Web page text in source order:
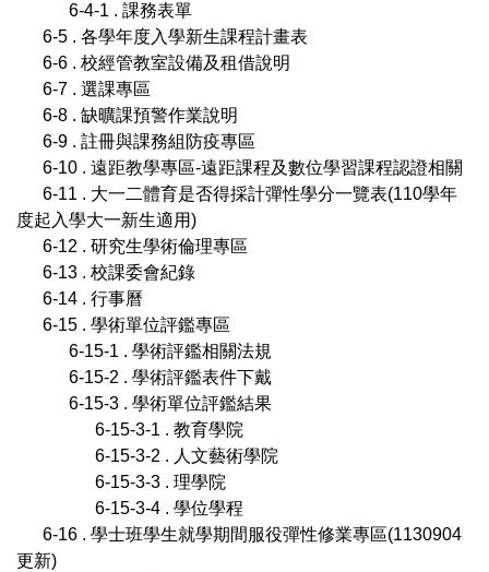
6-4-1 . 課務表單
6-5 . 各學年度入學新生課程計畫表
6-6 . 校經管教室設備及租借說明
6-7 . 選課專區
6-8 . 缺曠課預警作業說明
6-9 . 註冊與課務組防疫專區
6-10 . 遠距教學專區-遠距課程及數位學習課程認證相關
6-11 . 大一二體育是否得採計彈性學分一覽表(110學年
度起入學大一新生適用)
6-12 . 研究生學術倫理專區
6-13 . 校課委會紀錄
6-14 . 行事曆
6-15 . 學術單位評鑑專區
6-15-1 . 學術評鑑相關法規
6-15-2 . 學術評鑑表件下戴
6-15-3 . 學術單位評鑑結果
6-15-3-1 . 教育學院
6-15-3-2 . 人文藝術學院
6-15-3-3 . 理學院
6-15-3-4 . 學位學程
6-16 . 學士班學生就學期間服役彈性修業專區(1130904
更新)